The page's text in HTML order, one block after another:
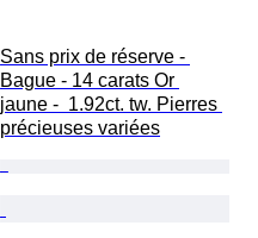
Sans prix de réserve -
Bague - 14 carats Or
jaune -  1.92ct. tw. Pierres
précieuses variées